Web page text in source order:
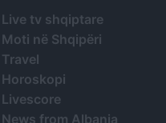
Live tv shqiptare
Moti në Shqipëri
Travel
Horoskopi
Livescore
News from Albania